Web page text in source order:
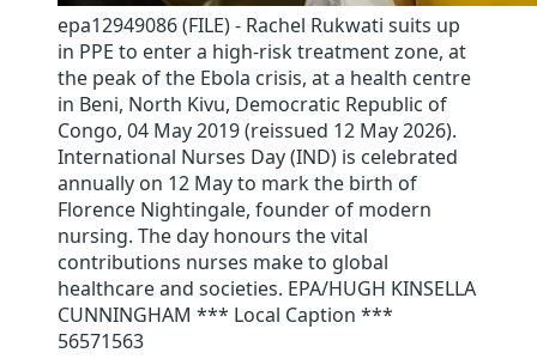
epa12949086 (FILE) - Rachel Rukwati suits up
in PPE to enter a high-risk treatment zone, at
the peak of the Ebola crisis, at a health centre
in Beni, North Kivu, Democratic Republic of
Congo, 04 May 2019 (reissued 12 May 2026).
International Nurses Day (IND) is celebrated
annually on 12 May to mark the birth of
Florence Nightingale, founder of modern
nursing. The day honours the vital
contributions nurses make to global
healthcare and societies. EPA/HUGH KINSELLA
CUNNINGHAM *** Local Caption ***
56571563